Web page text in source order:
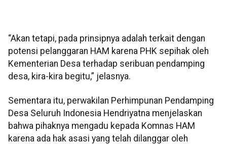
“Akan tetapi, pada prinsipnya adalah terkait dengan
potensi pelanggaran HAM karena PHK sepihak oleh
Kementerian Desa terhadap seribuan pendamping
desa, kira-kira begitu,” jelasnya.
Sementara itu, perwakilan Perhimpunan Pendamping
Desa Seluruh Indonesia Hendriyatna menjelaskan
bahwa pihaknya mengadu kepada Komnas HAM
karena ada hak asasi yang telah dilanggar oleh